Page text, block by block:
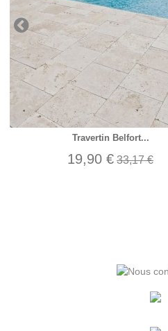
Travertin Belfort...
19,90 € 33,17 €